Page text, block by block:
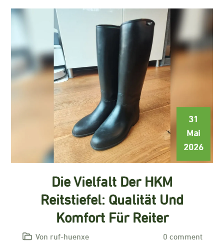
31
Mai
2026
Die Vielfalt Der HKM
Reitstiefel: Qualität Und
Komfort Für Reiter
Von ruf-huenxe
0 comment